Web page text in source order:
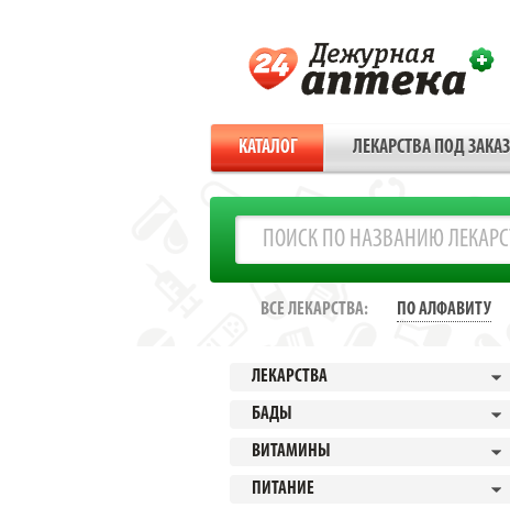
КАТАЛОГ ЛЕКАРСТВА ПОД
ВСЕ ЛЕКАРСТВА: ПО АЛФАВИТУ
ЛЕКАРСТВА
БАДЫ
ВИТАМИНЫ
ПИТАНИЕ